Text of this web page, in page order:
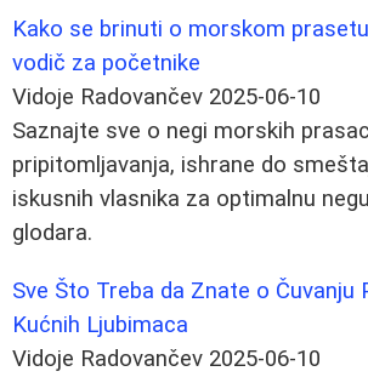
Kako se brinuti o morskom
vodič za početnike
Vidoje Radovančev 2025-06-10
Saznajte sve o negi morskih
pripitomljavanja, ishrane do
iskusnih vlasnika za optimalnu
glodara.
Sve Što Treba da Znate o Čuvanju
Kućnih Ljubimaca
Vidoje Radovančev 2025-06-10